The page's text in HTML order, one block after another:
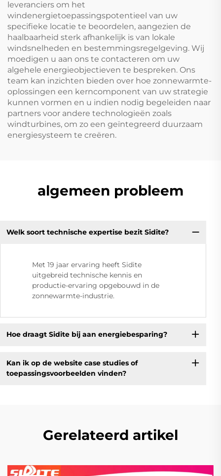
leveranciers om het
windenergietoepassingspotentieel van uw
specifieke locatie te beoordelen, aangezien de
haalbaarheid sterk afhankelijk is van lokale
windsnelheden en bestemmingsregelgeving. Wij
moedigen u aan ons te contacteren om uw
algehele energieobjectieven te bespreken. Ons
team kan inzichten bieden over hoe zonnewarmte-
oplossingen een kerncomponent van uw strategie
kunnen vormen en u indien nodig begeleiden naar
partners voor andere technologieën zoals
windturbines, om zo een geïntegreerd duurzaam
energiesysteem te creëren.
algemeen probleem
Welk soort technische expertise bezit Sidite?
Met 19 jaar ervaring heeft Sidite
uitgebreid technische kennis en
productie-ervaring opgebouwd in de
zonnewarmte-industrie.
Hoe draagt Sidite bij aan energiebesparing?
Kan ik op de website case studies of
toepassingsvoorbeelden vinden?
Gerelateerd artikel